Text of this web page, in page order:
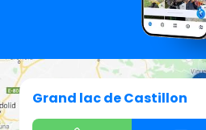
Grand lac de Castillon